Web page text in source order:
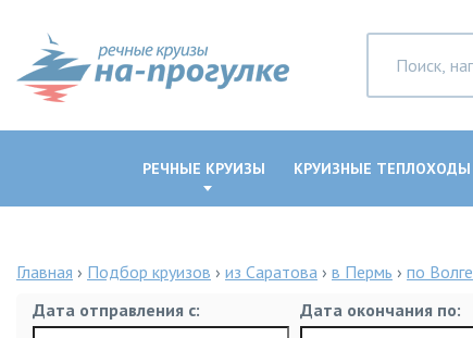
РЕЧНЫЕ КРУИЗЫ КРУИЗНЫЕ ТЕПЛОХОДЫ
Главная › Подбор круизов › из Саратова › в Пермь › по Волге
Дата отправления с:
Дата окончания по: